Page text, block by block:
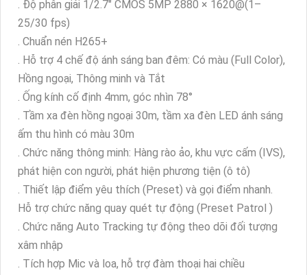
. Độ phân giải 1/2.7" CMOS 5MP 2880 × 1620@(1–
25/30 fps)
. Chuẩn nén H265+
. Hỗ trợ 4 chế độ ánh sáng ban đêm: Có màu (Full Color),
Hồng ngoại, Thông minh và Tắt
. Ống kính cố định 4mm, góc nhìn 78°
. Tầm xa đèn hồng ngoại 30m, tầm xa đèn LED ánh sáng
ấm thu hình có màu 30m
. Chức năng thông minh: Hàng rào ảo, khu vực cấm (IVS),
phát hiện con người, phát hiện phương tiện (ô tô)
. Thiết lập điểm yêu thích (Preset) và gọi điểm nhanh.
Hỗ trợ chức năng quay quét tự động (Preset Patrol )
. Chức năng Auto Tracking tự động theo dõi đối tượng
xâm nhập
. Tích hợp Mic và loa, hỗ trợ đàm thoại hai chiều